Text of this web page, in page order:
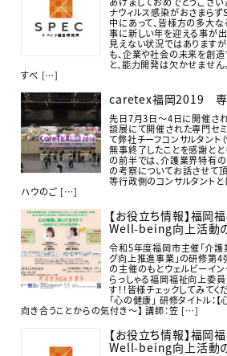
ナウィルス感染がおさまら
中にあって、皆様方の多大な
事に新しい年を迎える事が
見えない状況ではあります
も、企業や社会の未来を創
と、能力開発は欠かせませ
すべ […]
caretex福岡2019 専
先日7月3日〜4日に開催さ
談展にて開催された専門セミ
て弊社チーフコンサルタント
無事終了したことを感謝と
の前半では、介護業界特有
の考察についてお話させて
等行政側のコンサルタント
ハウのご […]
【お役立ち情報】福
Well-being向上活動
令和5年度福岡市主催「介護
グ向上推進事業」の研修第
の主催のもとウェルビーイ
らっしゃる福岡福祉向上委
す！！皆様チェックしてみて
「心の健康」 研修タイトル：
向き合うことからの気付き～】 講師：笠 […]
【お役立ち情報】福
Well-being向上活動